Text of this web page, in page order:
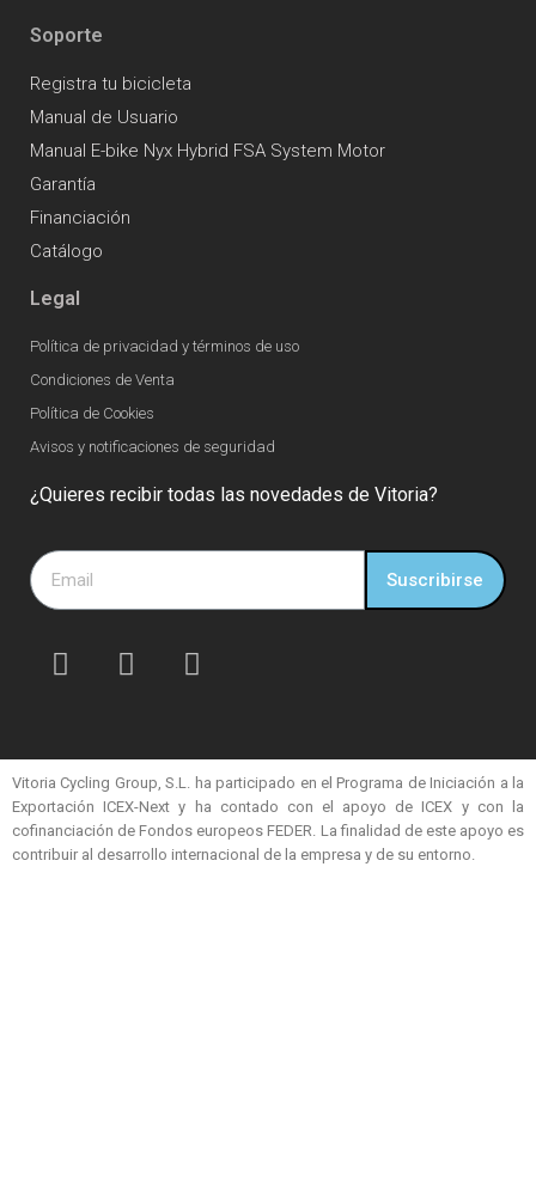
Soporte
Registra tu bicicleta
Manual de Usuario
Manual E-bike Nyx Hybrid FSA System Motor
Garantía
Financiación
Catálogo
Legal
Política de privacidad y términos de uso
Condiciones de Venta
Política de Cookies
Avisos y notificaciones de seguridad
¿Quieres recibir todas las novedades de Vitoria?
Suscribirse
Vitoria Cycling Group, S.L. ha participado en el Programa de Iniciación a la
Exportación ICEX-Next y ha contado con el apoyo de ICEX y con la
cofinanciación de Fondos europeos FEDER. La finalidad de este apoyo es
contribuir al desarrollo internacional de la empresa y de su entorno.